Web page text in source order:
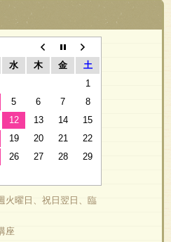
水 木 金
土
1
5 6 7
8
12 13 14
15
19 20 21
22
26 27 28
29
火曜日、祝日翌日、臨
座